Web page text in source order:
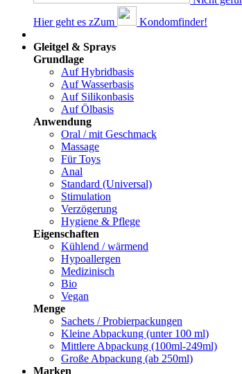
Hier geht es zZum
Kondomfinder!
Gleitgel & Sprays
Grundlage
Auf Hybridbasis
Auf Wasserbasis
Auf Silikonbasis
Auf Ölbasis
Anwendung
Oral / mit Geschmack
Massage
Für Toys
Anal
Standard (Universal)
Stimulation
Verzögerung
Hygiene & Pflege
Eigenschaften
Kühlend / wärmend
Hypoallergen
Medizinisch
Bio
Vegan
Menge
Sachets / Probierpackungen
Kleine Abpackung (unter 100 ml)
Mittlere Abpackung (100ml-249ml)
Große Abpackung (ab 250ml)
Marken